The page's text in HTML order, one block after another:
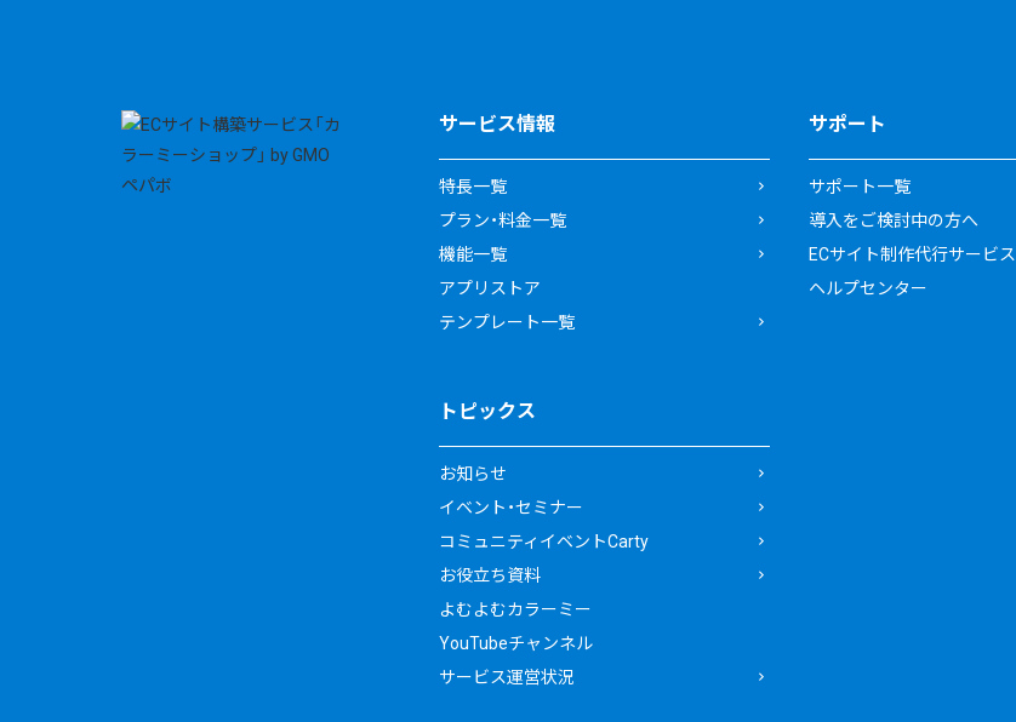
サービス情報
特長一覧
プラン・料金一覧
機能一覧
アプリストア
テンプレート一覧
サポート
サポート一覧
導入をご検討中の方へ
ECサイト制作代行サービス
ヘルプセンター
トピックス
お知らせ
イベント・セミナー
コミュニティイベントCarty
お役立ち資料
よむよむカラーミー
YouTubeチャンネル
サービス運営状況